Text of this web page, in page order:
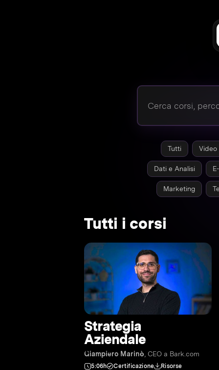
Tutti Video
Dati e Analisi
Marketing
Tutti i corsi
Strategia
Aziendale
Giampiero Marinò , CEO a Bark.com
5:06h Certificazione Risorse